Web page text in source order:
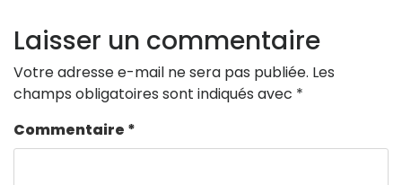
Laisser un commentaire
Votre adresse e-mail ne sera pas publiée. Les
champs obligatoires sont indiqués avec *
Commentaire *